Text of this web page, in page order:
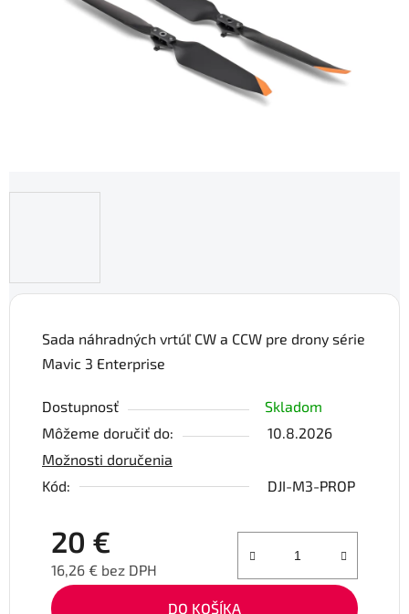
Sada náhradných vrtúľ CW a CCW pre drony série
Mavic 3 Enterprise
Dostupnosť
Skladom
Môžeme doručiť do:
10.8.2026
Možnosti doručenia
Kód:
DJI-M3-PROP
20 €
16,26 € bez DPH
Jednotková cena:
DO KOŠÍKA